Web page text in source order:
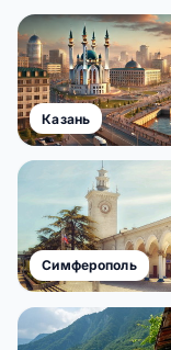
Симферополь
Абхазия